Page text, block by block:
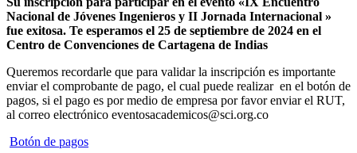
Nacional de Jóvenes Ingenieros y II Jornada Internacional »
fue exitosa. Te esperamos el 25 de septiembre de 2024 en el
Centro de Convenciones de Cartagena de Indias
Queremos recordarle que para validar la inscripción es importante
enviar el comprobante de pago, el cual puede realizar en el botón de
pagos, si el pago es por medio de empresa por favor enviar el RUT,
al correo electrónico eventosacademicos@sci.org.co
Botón de pagos